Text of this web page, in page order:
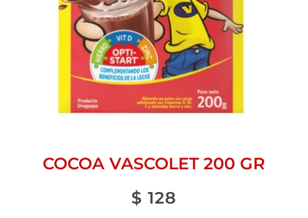
COCOA VASCOLET 200 GR
$ 128